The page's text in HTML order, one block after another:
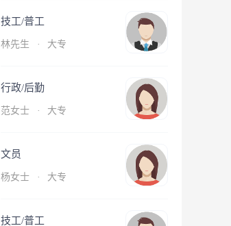
技工/普工
林先生 · 大专
行政/后勤
范女士 · 大专
文员
杨女士 · 大专
技工/普工